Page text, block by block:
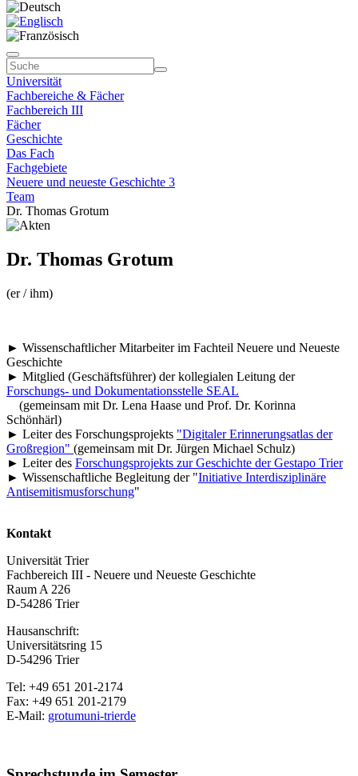
Universität
Fachbereiche & Fächer
Fachbereich III
Fächer
Geschichte
Das Fach
Fachgebiete
Neuere und neueste Geschichte 3
Team
Dr. Thomas Grotum
Dr. Thomas Grotum
(er / ihm)
► Wissenschaftlicher Mitarbeiter im Fachteil Neuere und Neueste
Geschichte
► Mitglied (Geschäftsführer) der kollegialen Leitung der
Forschungs- und Dokumentationsstelle SEAL
(gemeinsam mit Dr. Lena Haase und Prof. Dr. Korinna
Schönhärl)
► Leiter des Forschungsprojekts "Digitaler Erinnerungsatlas der
Großregion" (gemeinsam mit Dr. Jürgen Michael Schulz)
► Leiter des Forschungsprojekts zur Geschichte der Gestapo Trier
► Wissenschaftliche Begleitung der "Initiative Interdisziplinäre
Antisemitismusforschung"
Kontakt
Universität Trier
Fachbereich III - Neuere und Neueste Geschichte
Raum A 226
D-54286 Trier
Hausanschrift:
Universitätsring 15
D-54296 Trier
Tel: +49 651 201-2174
Fax: +49 651 201-2179
E-Mail: grotumuni-trierde